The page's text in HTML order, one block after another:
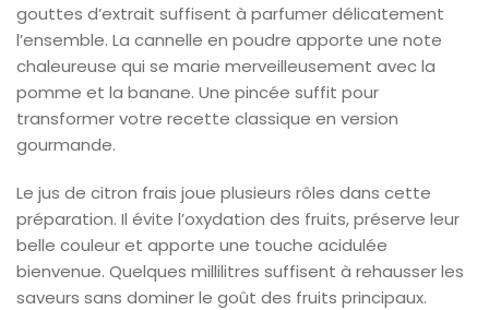
gouttes d’extrait suffisent à parfumer délicatement
l’ensemble. La cannelle en poudre apporte une note
chaleureuse qui se marie merveilleusement avec la
pomme et la banane. Une pincée suffit pour
transformer votre recette classique en version
gourmande.
Le jus de citron frais joue plusieurs rôles dans cette
préparation. Il évite l’oxydation des fruits, préserve leur
belle couleur et apporte une touche acidulée
bienvenue. Quelques millilitres suffisent à rehausser les
saveurs sans dominer le goût des fruits principaux.